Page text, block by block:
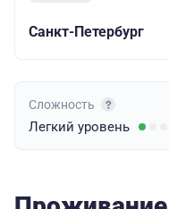
Санкт-Петербург
Сложность
Легкий уровень